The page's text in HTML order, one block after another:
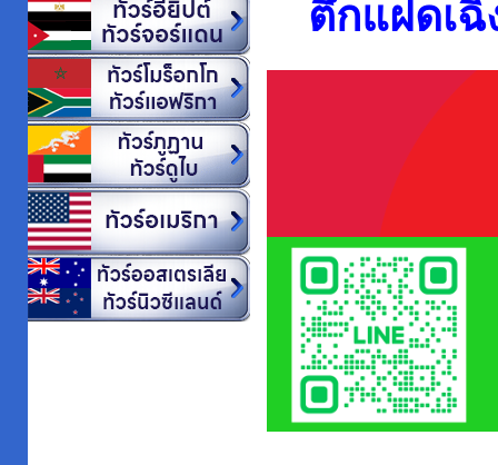
ตึกแฝดเ